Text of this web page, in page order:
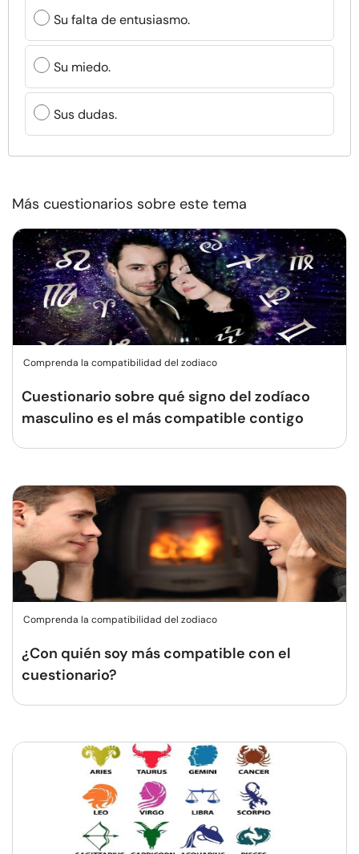
Su falta de entusiasmo.
Su miedo.
Sus dudas.
Más cuestionarios sobre este tema
Comprenda la compatibilidad del zodiaco
Cuestionario sobre qué signo del zodíaco
masculino es el más compatible contigo
Comprenda la compatibilidad del zodiaco
¿Con quién soy más compatible con el
cuestionario?